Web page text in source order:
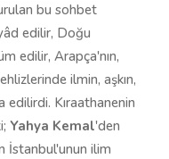
bu sohbet
edilir, Doğu
edilir, Arapça'nın,
ilmin, aşkın,
edilirdi. Kıraathanenin
Yahya Kemal'den
İstanbul'unun ilim